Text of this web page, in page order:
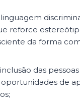
reforce
da forma
das
de